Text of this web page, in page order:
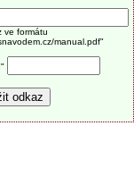
ve formátu
manual.pdf"